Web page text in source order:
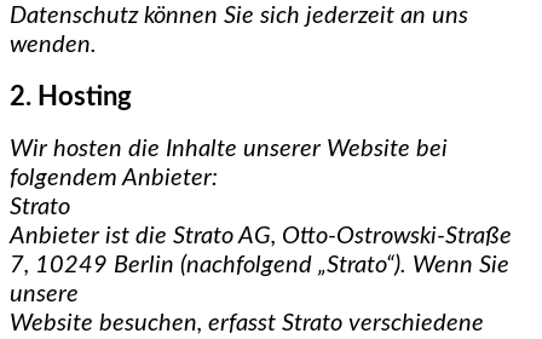
Datenschutz können Sie sich jederzeit an uns
wenden.
2. Hosting
Wir hosten die Inhalte unserer Website bei
folgendem Anbieter:
Strato
Anbieter ist die Strato AG, Otto-Ostrowski-Straße
7, 10249 Berlin (nachfolgend „Strato“). Wenn Sie
unsere
Website besuchen, erfasst Strato verschiedene